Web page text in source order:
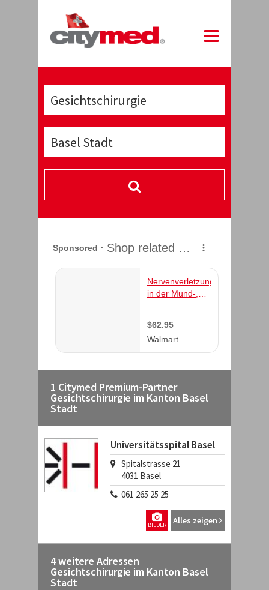
1 Citymed Premium-Partner
Gesichtschirurgie im Kanton Basel
Stadt
Universitätsspital Basel
Spitalstrasse 21
4031 Basel
061 265 25 25
Alles zeigen
BILDER
4 weitere Adressen
Gesichtschirurgie im Kanton Basel
Stadt